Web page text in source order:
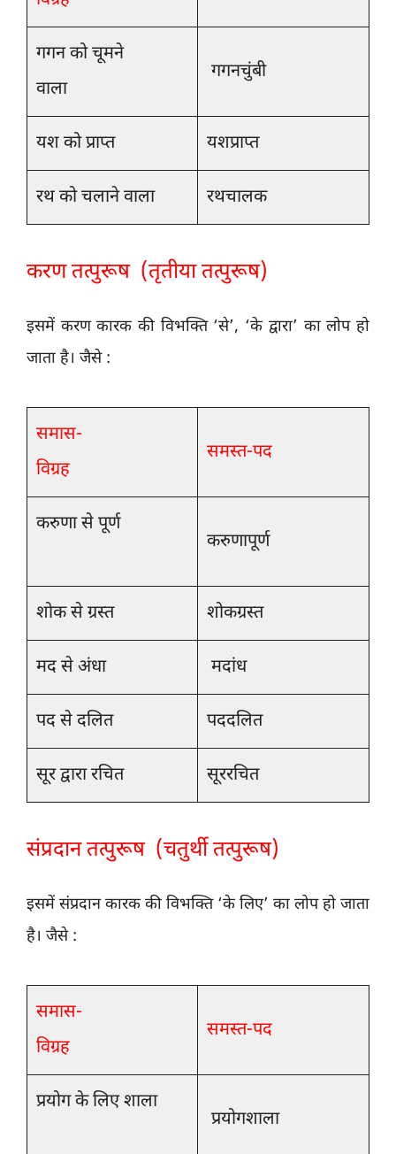
गगन को चूमने
वाला
गगनचुंबी
यश को प्राप्त यशप्राप्त
रथ को चलाने वाला रथचालक
करण तत्पुरूष (तृतीया तत्पुरूष)
इसमें करण कारक की विभक्ति ‘से’, ‘के द्वारा’ का लोप हो
जाता है। जैसे :
समास-
विग्रह
समस्त-पद
करुणा से पूर्ण
करुणापूर्ण
शोक से ग्रस्त शोकग्रस्त
मद से अंधा मदांध
पद से दलित पददलित
सूर द्वारा रचित सूररचित
संप्रदान तत्पुरूष (चतुर्थी तत्पुरूष)
इसमें संप्रदान कारक की विभक्ति ‘के लिए’ का लोप हो जाता
है। जैसे :
समास-
विग्रह
समस्त-पद
प्रयोग के लिए शाला
प्रयोगशाला